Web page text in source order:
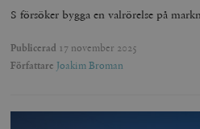
S försöker bygga en valrörelse på
Publicerad 17 november 2025
Författare Joakim Broman